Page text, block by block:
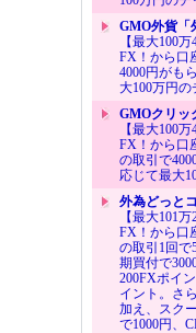
GMO外貨「
【最大100
FX！から口
4000円がも
大100万円の
GMOクリッ
【最大100
FX！から口
の取引で
応じて最大
外為どっと
【最大101
FX！から口
の取引1回で
期買付で
200FXポイ
イント。さ
加え、スク
で1000円、